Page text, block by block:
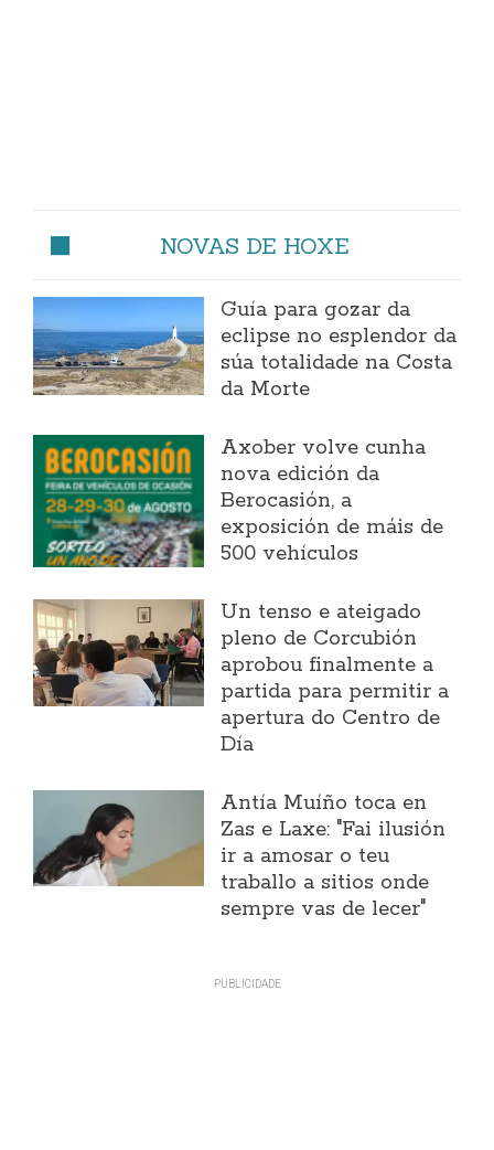
NOVAS DE HOXE
Guía para gozar da
eclipse no esplendor da
súa totalidade na Costa
da Morte
Axober volve cunha
nova edición da
Berocasión, a
exposición de máis de
500 vehículos
Un tenso e ateigado
pleno de Corcubión
aprobou finalmente a
partida para permitir a
apertura do Centro de
Día
Antía Muíño toca en
Zas e Laxe: "Fai ilusión
ir a amosar o teu
traballo a sitios onde
sempre vas de lecer"